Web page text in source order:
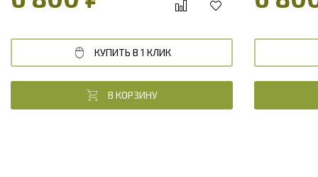
КУПИТЬ В 1 КЛИК
В КОРЗИНУ